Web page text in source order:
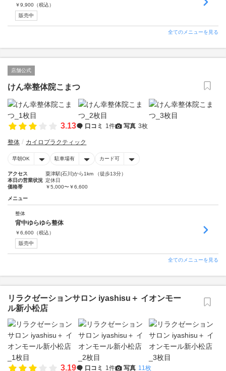
￥9,900 （税込）
販売中
全てのメニューを見る
店舗公式
けん幸整体院こまつ
3.13 口コミ 1件 写真 3枚
整体 カイロプラクティック
早朝OK 駐車場有 カード可
アクセス
粟津駅(石川)から1km （徒歩13分）
本日の営業状況 定休日
価格帯
￥5,000〜￥6,600
メニュー
整体
背中ゆらゆら整体
￥6,600 （税込）
販売中
全てのメニューを見る
リラクゼーションサロン iyashisu＋ イオンモー
ル新小松店
3.19 口コミ 1件 写真 11枚